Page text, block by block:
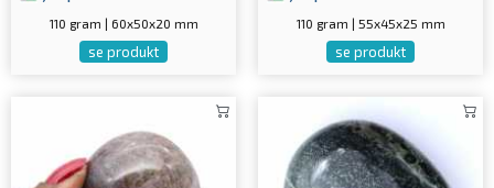
110 gram | 60x50x20 mm
se produkt
110 gram | 55x45x25 mm
se produkt